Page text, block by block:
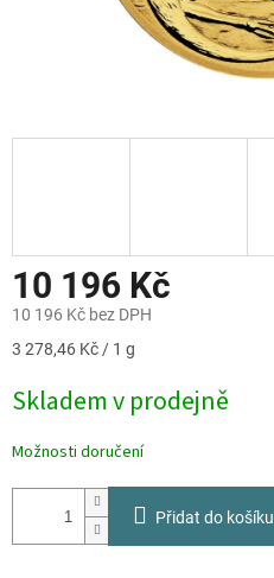
10 196 Kč
10 196 Kč bez DPH
Měrná
3 278,46 Kč / 1 g
Skladem v prodejně
Možnosti doručení
Přidat do košíku